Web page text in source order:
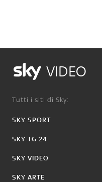
VIDEO
Tutti i siti di Sky:
SKY SPORT
SKY TG 24
SKY VIDEO
SKY ARTE